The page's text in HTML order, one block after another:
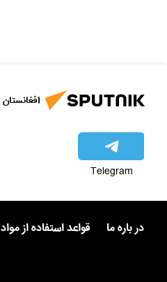
افغانستان
Telegram
در باره ما قواعد استفاده از مواد